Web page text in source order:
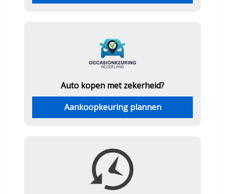
Auto kopen met zekerheid?
Aankoopkeuring plannen